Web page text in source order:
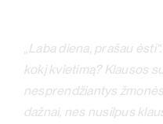
Laba diena, prašau
kokį kvietimą? Klausos
nesprendžiantys
dažnai, nes nusilpus